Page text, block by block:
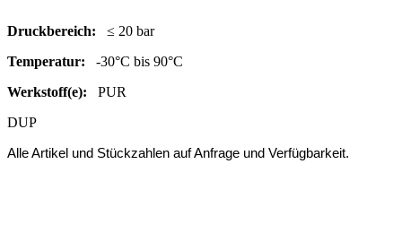
Druckbereich: ≤ 20 bar
Temperatur: -30°C bis 90°C
Werkstoff(e): PUR
DUP
Alle Artikel und Stückzahlen auf Anfrage und Verfügbarkeit.